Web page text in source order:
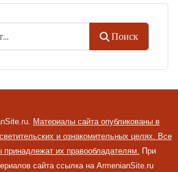
Поиск
Материалы сайта опубликованы в
и ознакомительных целях. Все
принадлежат их правообладателям. При
сайта ссылка на ArmenianSite.ru